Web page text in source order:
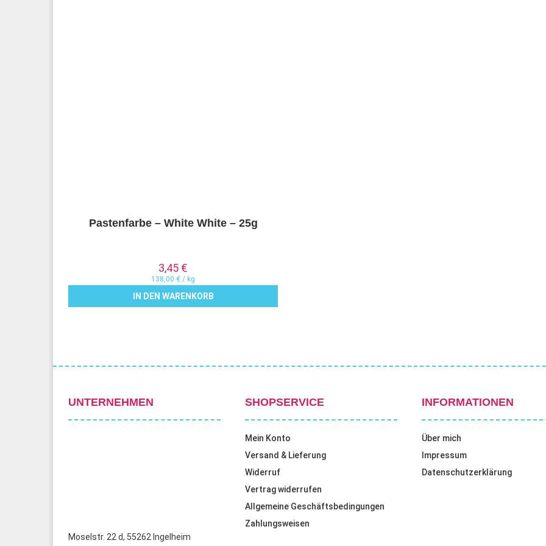
Pastenfarbe – White White – 25g
3,45 €
138,00€ / kg
IN DEN WARENKORB
UNTERNEHMEN
Moselstr. 22 d, 55262 Ingelheim
SHOPSERVICE
Mein Konto
Versand & Lieferung
Widerruf
Vertrag widerrufen
Allgemeine Geschäftsbedingungen
Zahlungsweisen
INFORMATIONEN
Über mich
Impressum
Datenschutzerklärung